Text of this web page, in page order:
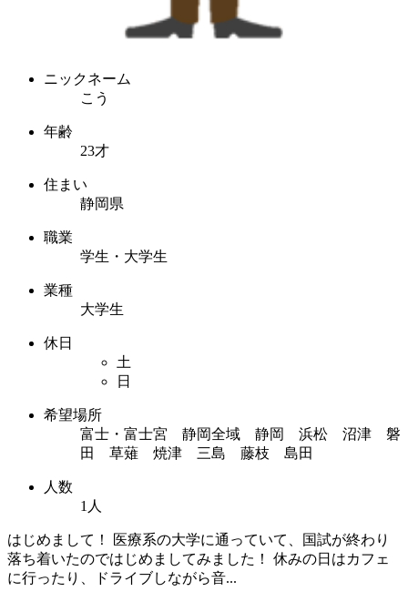
ニックネーム
こう
年齢
23才
住まい
静岡県
職業
学生・大学生
業種
大学生
休日
土
日
希望場所
富士・富士宮 静岡全域 静岡 浜松 沼津 磐
田 草薙 焼津 三島 藤枝 島田
人数
1人
はじめまして！ 医療系の大学に通っていて、国試が終わり
落ち着いたのではじめましてみました！ 休みの日はカフェ
に行ったり、ドライブしながら音...